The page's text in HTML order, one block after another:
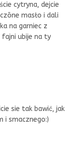
cytryna, dejcie
masło i dali
na garniec z
ubije na ty
sie tak bawić, jak
i smacznego:)